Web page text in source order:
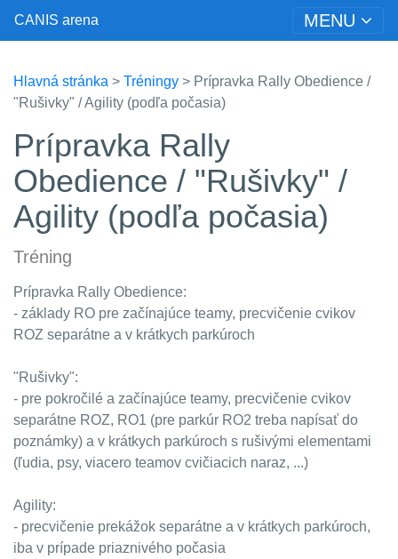
CANIS arena MENU
Hlavná stránka > Tréningy > Prípravka Rally Obedience /
"Rušivky" / Agility (podľa počasia)
Prípravka Rally
Obedience / "Rušivky" /
Agility (podľa počasia)
Tréning
Prípravka Rally Obedience:
- základy RO pre začínajúce teamy, precvičenie cvikov
ROZ separátne a v krátkych parkúroch
"Rušivky":
- pre pokročilé a začínajúce teamy, precvičenie cvikov
separátne ROZ, RO1 (pre parkúr RO2 treba napísať do
poznámky) a v krátkych parkúroch s rušivými elementami
(ľudia, psy, viacero teamov cvičiacich naraz, ...)
Agility:
- precvičenie prekážok separátne a v krátkych parkúroch,
iba v prípade priaznivého počasia